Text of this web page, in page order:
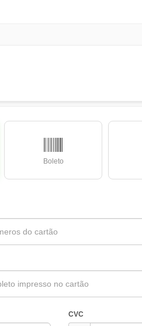
Boleto
CVC